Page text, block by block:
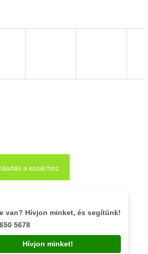
a kosárhoz
van? Hívjon minket, és segítünk!
5678
Hívjon minket!